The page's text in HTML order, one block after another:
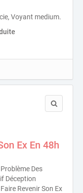
Voyant medium.
Ex En 48h
Des
Déception
Revenir Son Ex